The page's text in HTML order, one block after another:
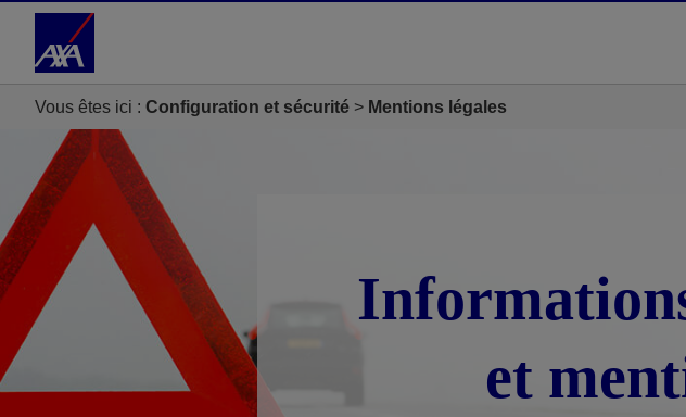
Accéder au Contenu
Vous êtes ici : Configuration et sécurité Mentions légales
et